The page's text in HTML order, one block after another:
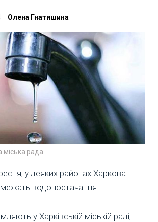
Олена Гнатишина
міська рада
у деяких районах Харкова
водопостачання.
у Харківській міській раді,